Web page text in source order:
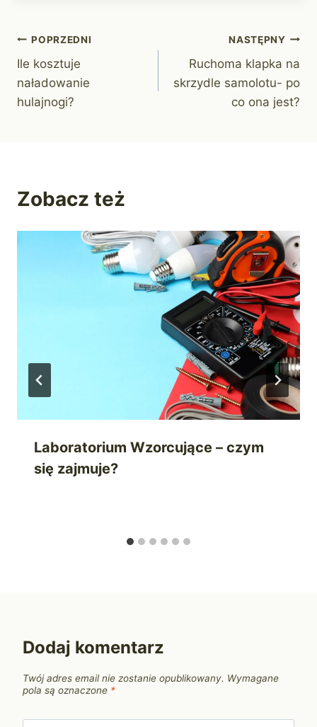
Nawigacja
wpisu
POPRZEDNI
Ile kosztuje
naładowanie
hulajnogi?
NASTĘPNY
Ruchoma klapka na
skrzydle samolotu- po
co ona jest?
Zobacz też
Laboratorium Wzorcujące – czym
się zajmuje?
Dodaj komentarz
Twój adres email nie zostanie opublikowany. Wymagane
pola są oznaczone *